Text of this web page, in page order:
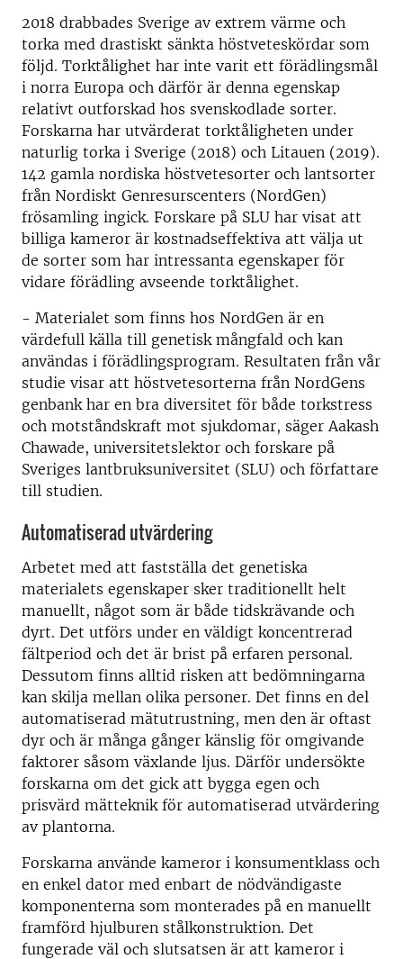
2018 drabbades Sverige av extrem värme och
torka med drastiskt sänkta höstveteskördar som
följd. Torktålighet har inte varit ett förädlingsmål
i norra Europa och därför är denna egenskap
relativt outforskad hos svenskodlade sorter.
Forskarna har utvärderat torktåligheten under
naturlig torka i Sverige (2018) och Litauen (2019).
142 gamla nordiska höstvetesorter och lantsorter
från Nordiskt Genresurscenters (NordGen)
frösamling ingick. Forskare på SLU har visat att
billiga kameror är kostnadseffektiva att välja ut
de sorter som har intressanta egenskaper för
vidare förädling avseende torktålighet.
- Materialet som finns hos NordGen är en
värdefull källa till genetisk mångfald och kan
användas i förädlingsprogram. Resultaten från vår
studie visar att höstvetesorterna från NordGens
genbank har en bra diversitet för både torkstress
och motståndskraft mot sjukdomar, säger Aakash
Chawade, universitetslektor och forskare på
Sveriges lantbruksuniversitet (SLU) och författare
till studien.
Automatiserad utvärdering
Arbetet med att fastställa det genetiska
materialets egenskaper sker traditionellt helt
manuellt, något som är både tidskrävande och
dyrt. Det utförs under en väldigt koncentrerad
fältperiod och det är brist på erfaren personal.
Dessutom finns alltid risken att bedömningarna
kan skilja mellan olika personer. Det finns en del
automatiserad mätutrustning, men den är oftast
dyr och är många gånger känslig för omgivande
faktorer såsom växlande ljus. Därför undersökte
forskarna om det gick att bygga egen och
prisvärd mätteknik för automatiserad utvärdering
av plantorna.
Forskarna använde kameror i konsumentklass och
en enkel dator med enbart de nödvändigaste
komponenterna som monterades på en manuellt
framförd hjulburen stålkonstruktion. Det
fungerade väl och slutsatsen är att kameror i